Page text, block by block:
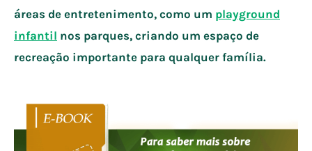
áreas de entretenimento, como um playground
infantil nos parques, criando um espaço de
recreação importante para qualquer família.